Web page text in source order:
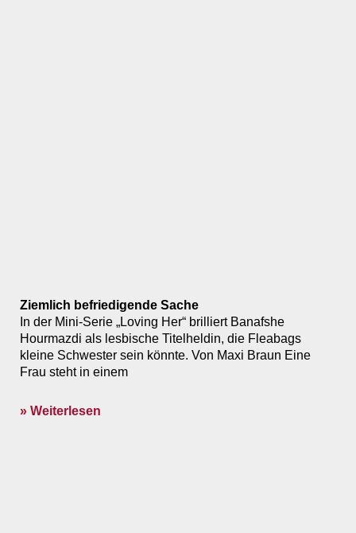
Ziemlich befriedigende Sache
In der Mini-Serie „Loving Her“ brilliert Banafshe
Hourmazdi als lesbische Titelheldin, die Fleabags
kleine Schwester sein könnte. Von Maxi Braun Eine
Frau steht in einem
» Weiterlesen